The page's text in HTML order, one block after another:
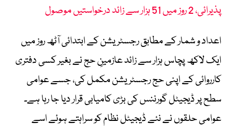
پذیرائی، 2 روز میں 51 ہزار سے زائد درخواستیں موصول
اعداد و شمار کے مطابق رجسٹریشن کے ابتدائی آٹھ روز میں
ایک لاکھ پچاس ہزار سے زائد عازمینِ حج نے بغیر کسی دفتری
کارروائی کے اپنی حج رجسٹریشن مکمل کی، جسے عوامی
سطح پر ڈیجیٹل گورننس کی بڑی کامیابی قرار دیا جا رہا ہے۔
عوامی حلقوں نے نئے ڈیجیٹل نظام کو سراہتے ہوئے اسے